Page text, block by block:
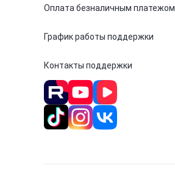
Оплата безналичным платежом
График работы поддержки
Контакты поддержки